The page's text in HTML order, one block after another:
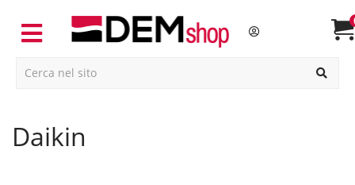
daikin